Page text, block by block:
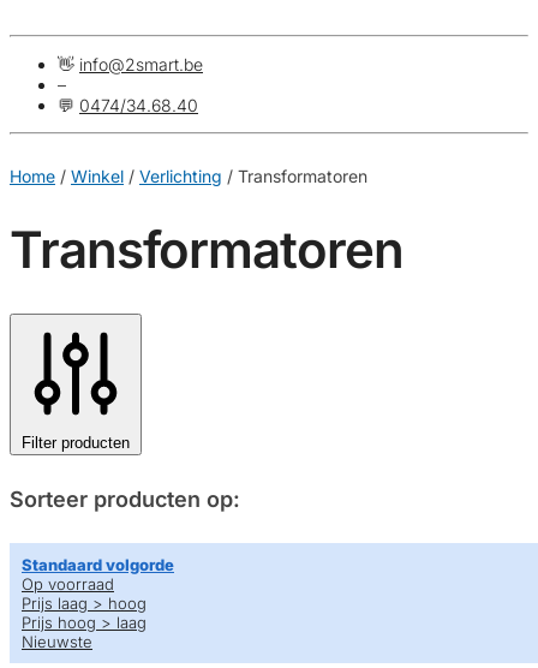
👋 info@2smart.be
–
💬 0474/34.68.40
Home / Winkel / Verlichting / Transformatoren
Transformatoren
Filter producten
Sorteer producten op:
Standaard volgorde
Op voorraad
Prijs laag > hoog
Prijs hoog > laag
Nieuwste